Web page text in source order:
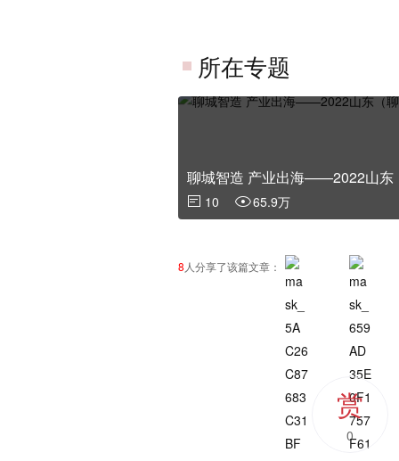
所在专题
聊城智造 产业出海——2022山东
10 65.9万
8 人分享了该篇文章：
赏
0